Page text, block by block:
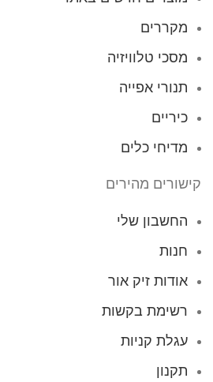
מקררים
מסכי טלוויזיה
תנורי אפייה
כיריים
מדיחי כלים
קישורים מהירים
החשבון שלי
חנות
אודות זיק אור
רשימת בקשות
עגלת קניות
תקנון